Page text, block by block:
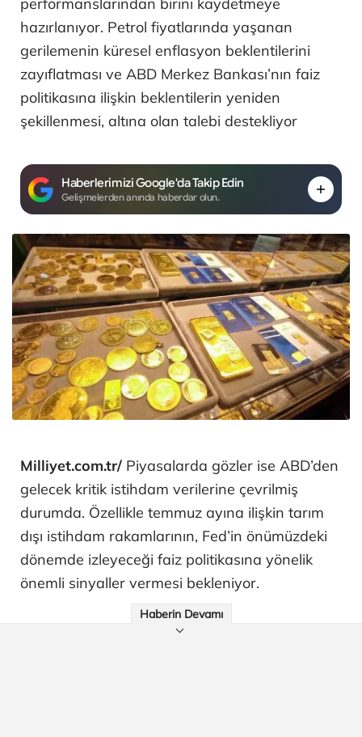
performanslarından birini kaydetmeye
hazırlanıyor. Petrol fiyatlarında yaşanan
gerilemenin küresel enflasyon beklentilerini
zayıflatması ve ABD Merkez Bankası’nın faiz
politikasına ilişkin beklentilerin yeniden
şekillenmesi, altına olan talebi destekliyor
Haberlerimizi Google'da Takip Edin
Gelişmelerden anında haberdar olun.
Milliyet.com.tr/ Piyasalarda gözler ise ABD’den
gelecek kritik istihdam verilerine çevrilmiş
durumda. Özellikle temmuz ayına ilişkin tarım
dışı istihdam rakamlarının, Fed’in önümüzdeki
dönemde izleyeceği faiz politikasına yönelik
önemli sinyaller vermesi bekleniyor.
Haberin Devamı